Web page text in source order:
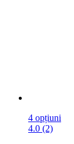
4 opțiuni
4.0 (2)